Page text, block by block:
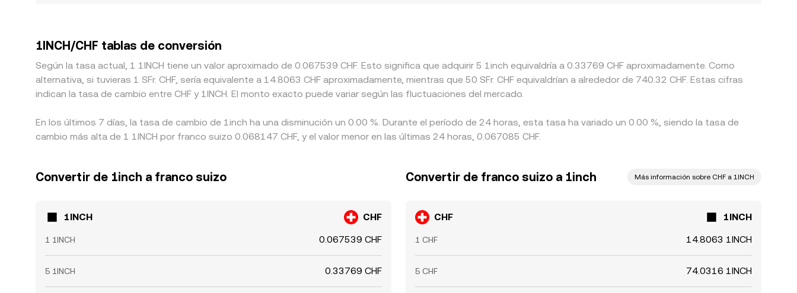
1INCH/CHF tablas de conversión
Según la tasa actual, 1 1INCH tiene un valor aproximado de 0.067539 CHF. Esto significa que adquirir 5 1inch equivaldría a 0.33769 CHF aproximadamente. Como
alternativa, si tuvieras 1 SFr. CHF, sería equivalente a 14.8063 CHF aproximadamente, mientras que 50 SFr. CHF equivaldrían a alrededor de 740.32 CHF. Estas cifras
indican la tasa de cambio entre CHF y 1INCH. El monto exacto puede variar según las fluctuaciones del mercado.
En los últimos 7 días, la tasa de cambio de 1inch ha una disminución un 0.00 %. Durante el período de 24 horas, esta tasa ha variado un 0.00 %, siendo la tasa de
cambio más alta de 1 1INCH por franco suizo 0.068147 CHF, y el valor menor en las últimas 24 horas, 0.067085 CHF.
Convertir de 1inch a franco suizo
1INCH CHF
1 1INCH 0.067539 CHF
5 1INCH 0.33769 CHF
Convertir de franco suizo a 1inch Más información sobre CHF a 1INCH
CHF 1INCH
1 CHF 14.8063 1INCH
5 CHF 74.0316 1INCH